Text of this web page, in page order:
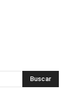
Buscar